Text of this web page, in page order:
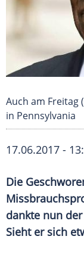
Auch am Freitag
in Pennsylvania
17.06.2017 -
Die
dankte nun
Sieht er sich